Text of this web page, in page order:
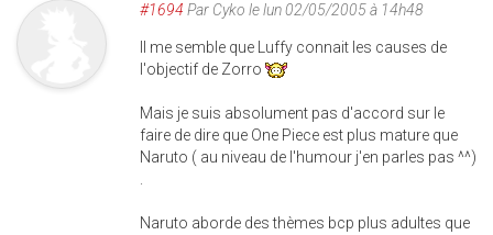
#1694 Par Cyko le lun 02/05/2005 à 14h48
Il me semble que Luffy connait les causes de
l'objectif de Zorro
Mais je suis absolument pas d'accord sur le
faire de dire que One Piece est plus mature que
Naruto ( au niveau de l'humour j'en parles pas ^^)
Naruto aborde des thèmes bcp plus adultes que